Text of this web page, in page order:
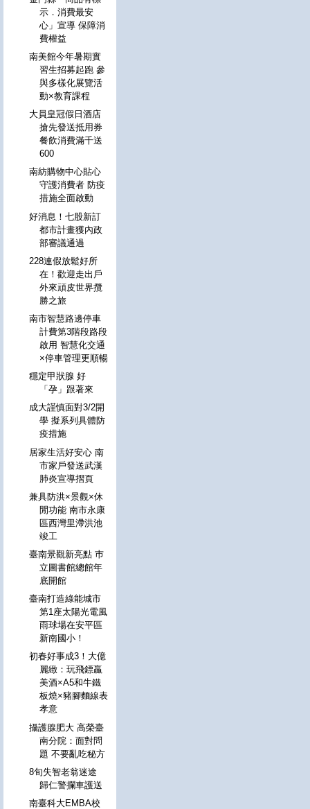
示．消費最安
心」宣導 保障消
費權益
南美館今年暑期實
習生招募起跑 參
與多樣化展覽活
動×教育課程
大員皇冠假日酒店
搶先發送抵用券
餐飲消費滿千送
600
南紡購物中心貼心
守護消費者 防疫
措施全面啟動
好消息！七股新訂
都市計畫獲內政
部審議通過
228連假放鬆好所
在！歡迎走出戶
外來頑皮世界攬
勝之旅
南市智慧路邊停車
計費第3階段路段
啟用 智慧化交通
×停車管理更順暢
穩定甲狀腺 好
「孕」跟著來
成大謹慎面對3/2開
學 擬系列具體防
疫措施
居家生活好安心 南
市家戶發送武漢
肺炎宣導摺頁
兼具防洪×景觀×休
閒功能 南市永康
區西灣里滯洪池
竣工
臺南景觀新亮點 巿
立圖書館總館年
底開館
臺南打造綠能城市
第1座太陽光電風
雨球場在安平區
新南國小！
初春好事成3！大億
麗緻：玩飛鏢贏
美酒×A5和牛鐵
板燒×豬腳麵線表
孝意
攝護腺肥大 高榮臺
南分院：面對問
題 不要亂吃秘方
8旬失智老翁迷途
歸仁警攔車護送
南臺科大EMBA校